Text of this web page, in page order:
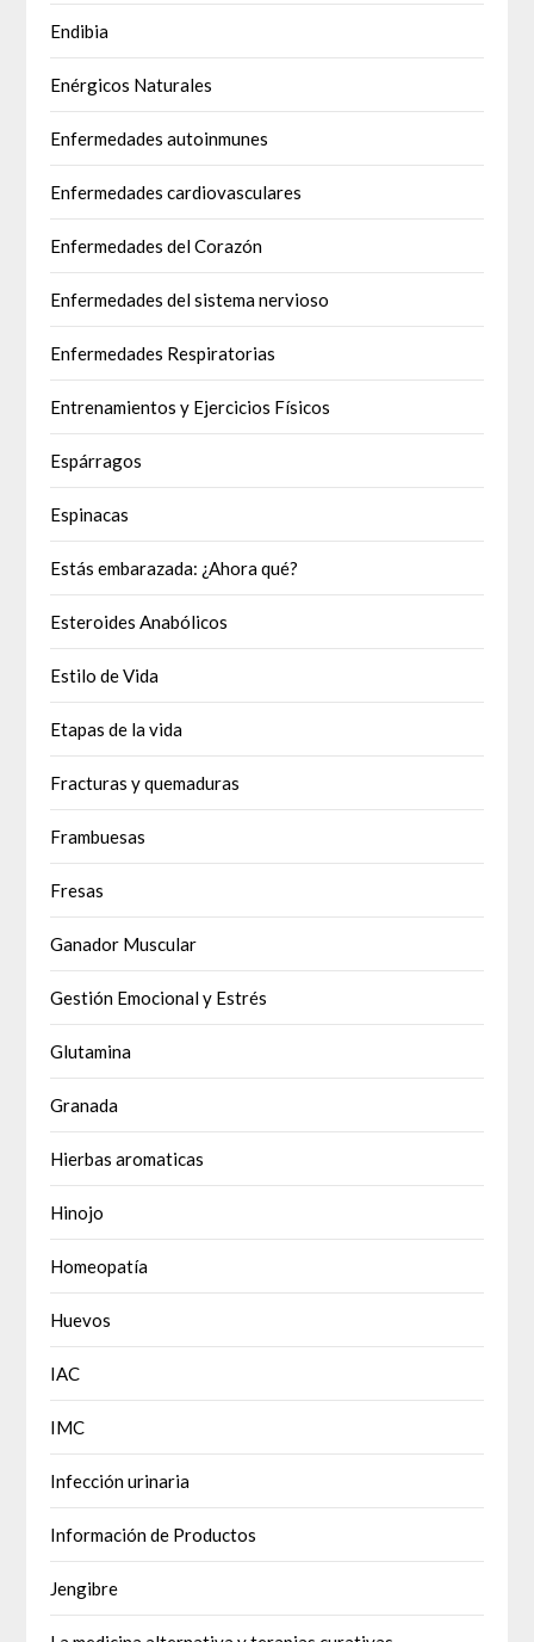
Endibia
Enérgicos Naturales
Enfermedades autoinmunes
Enfermedades cardiovasculares
Enfermedades del Corazón
Enfermedades del sistema nervioso
Enfermedades Respiratorias
Entrenamientos y Ejercicios Físicos
Espárragos
Espinacas
Estás embarazada: ¿Ahora qué?
Esteroides Anabólicos
Estilo de Vida
Etapas de la vida
Fracturas y quemaduras
Frambuesas
Fresas
Ganador Muscular
Gestión Emocional y Estrés
Glutamina
Granada
Hierbas aromaticas
Hinojo
Homeopatía
Huevos
IAC
IMC
Infección urinaria
Información de Productos
Jengibre